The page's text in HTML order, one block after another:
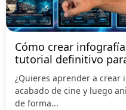
Cómo crear
tutorial definitivo
¿Quieres aprender a crear
acabado de cine y luego
de forma...